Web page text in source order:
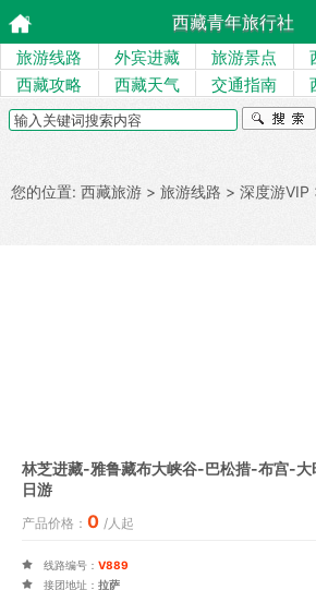
西藏青年旅行社
旅游线路 外宾进藏 旅游景点
西藏攻略
西藏天气 交通指南
您的位置: 西藏旅游 > 旅游线路 > 深度游VIP
林芝进藏-雅鲁藏布大峡谷-巴松措-布宫-
日游
产品价格： 0 /人起
 线路编号： V889
 接团地址： 拉萨